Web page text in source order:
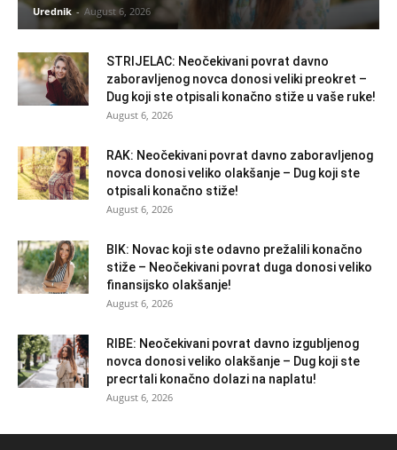
Urednik - August 6, 2026
STRIJELAC: Neočekivani povrat davno
zaboravljenog novca donosi veliki preokret –
Dug koji ste otpisali konačno stiže u vaše ruke!
August 6, 2026
RAK: Neočekivani povrat davno zaboravljenog
novca donosi veliko olakšanje – Dug koji ste
otpisali konačno stiže!
August 6, 2026
BIK: Novac koji ste odavno prežalili konačno
stiže – Neočekivani povrat duga donosi veliko
finansijsko olakšanje!
August 6, 2026
RIBE: Neočekivani povrat davno izgubljenog
novca donosi veliko olakšanje – Dug koji ste
precrtali konačno dolazi na naplatu!
August 6, 2026